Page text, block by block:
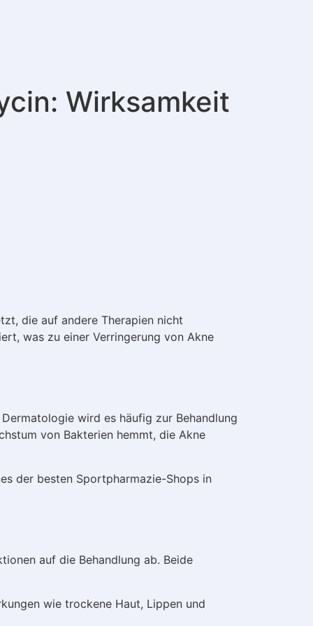
Wirksamkeit
die auf andere Therapien nicht
was zu einer Verringerung von Akne
wird es häufig zur Behandlung
von Bakterien hemmt, die Akne
der besten Sportpharmazie-Shops in
auf die Behandlung ab. Beide
wie trockene Haut, Lippen und